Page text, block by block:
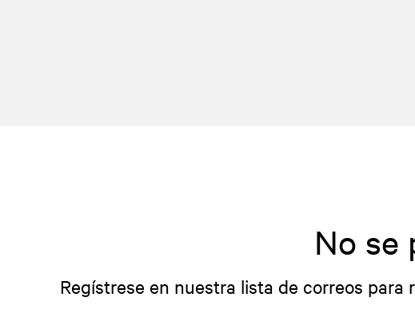
No se
Regístrese en nuestra lista de correos